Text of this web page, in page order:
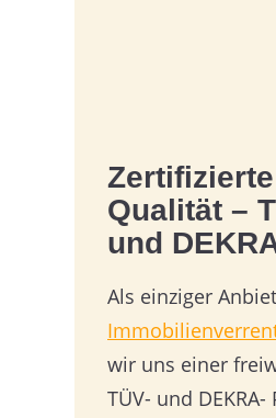
Zertifizierte
Qualität –
und
Als einziger
wir uns einer
TÜV- und